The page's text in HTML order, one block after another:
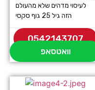
לעיסוי מדהים שלא מהעולם
הזה גיל 25 גוף סקסי
0542143707
וואטסאפ